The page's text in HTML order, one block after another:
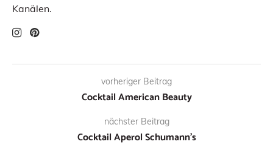
Kanälen.
vorheriger Beitrag
Cocktail American Beauty
nächster Beitrag
Cocktail Aperol Schumann’s